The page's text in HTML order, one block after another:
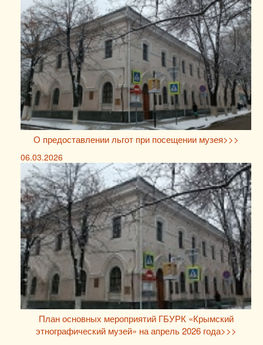
О предоставлении льгот при посещении музея>>>
06.03.2026
План основных мероприятий ГБУРК «Крымский
этнографический музей» на апрель 2026 года>>>